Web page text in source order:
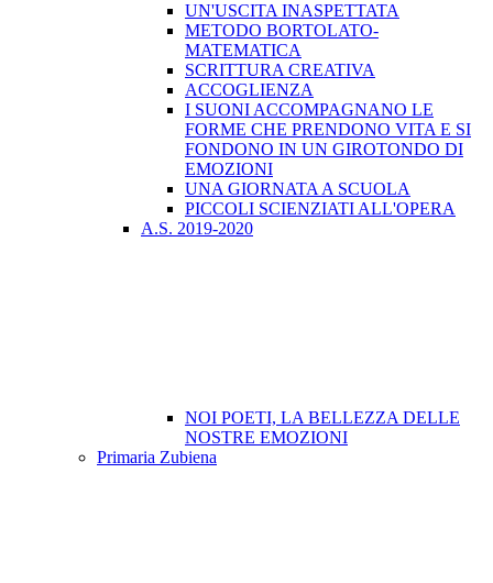
UN'USCITA INASPETTATA
METODO BORTOLATO-
MATEMATICA
SCRITTURA CREATIVA
ACCOGLIENZA
I SUONI ACCOMPAGNANO LE
FORME CHE PRENDONO VITA E SI
FONDONO IN UN GIROTONDO DI
EMOZIONI
UNA GIORNATA A SCUOLA
PICCOLI SCIENZIATI ALL'OPERA
A.S. 2019-2020
NOI POETI, LA BELLEZZA DELLE
NOSTRE EMOZIONI
Primaria Zubiena